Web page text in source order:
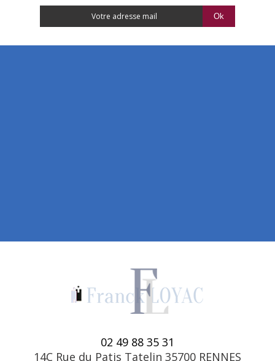
02 49 88 35 31
14C Rue du Patis Tatelin 35700 RENNES